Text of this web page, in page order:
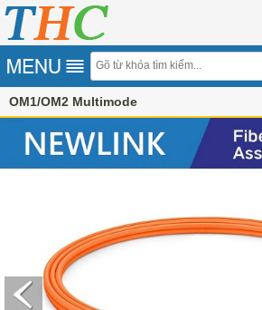
OM1/OM2 Multimode